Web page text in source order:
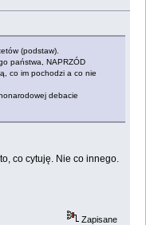
(podstaw).
państwa, NAPRZÓD
co im pochodzi a co nie
debacie
co cytuję. Nie co innego.
Zapisane